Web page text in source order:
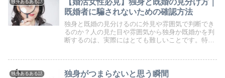
独身あるある話
既婚者に騙されないための確認方法
独身と既婚の見分けるのに外見や雰囲気で判断でき
るのか？人の見た目や雰囲気から独身か既婚かを判
断するのは、実際にはとても難しいことです。特に
独身あるある話 独身がつまらないと思う瞬間